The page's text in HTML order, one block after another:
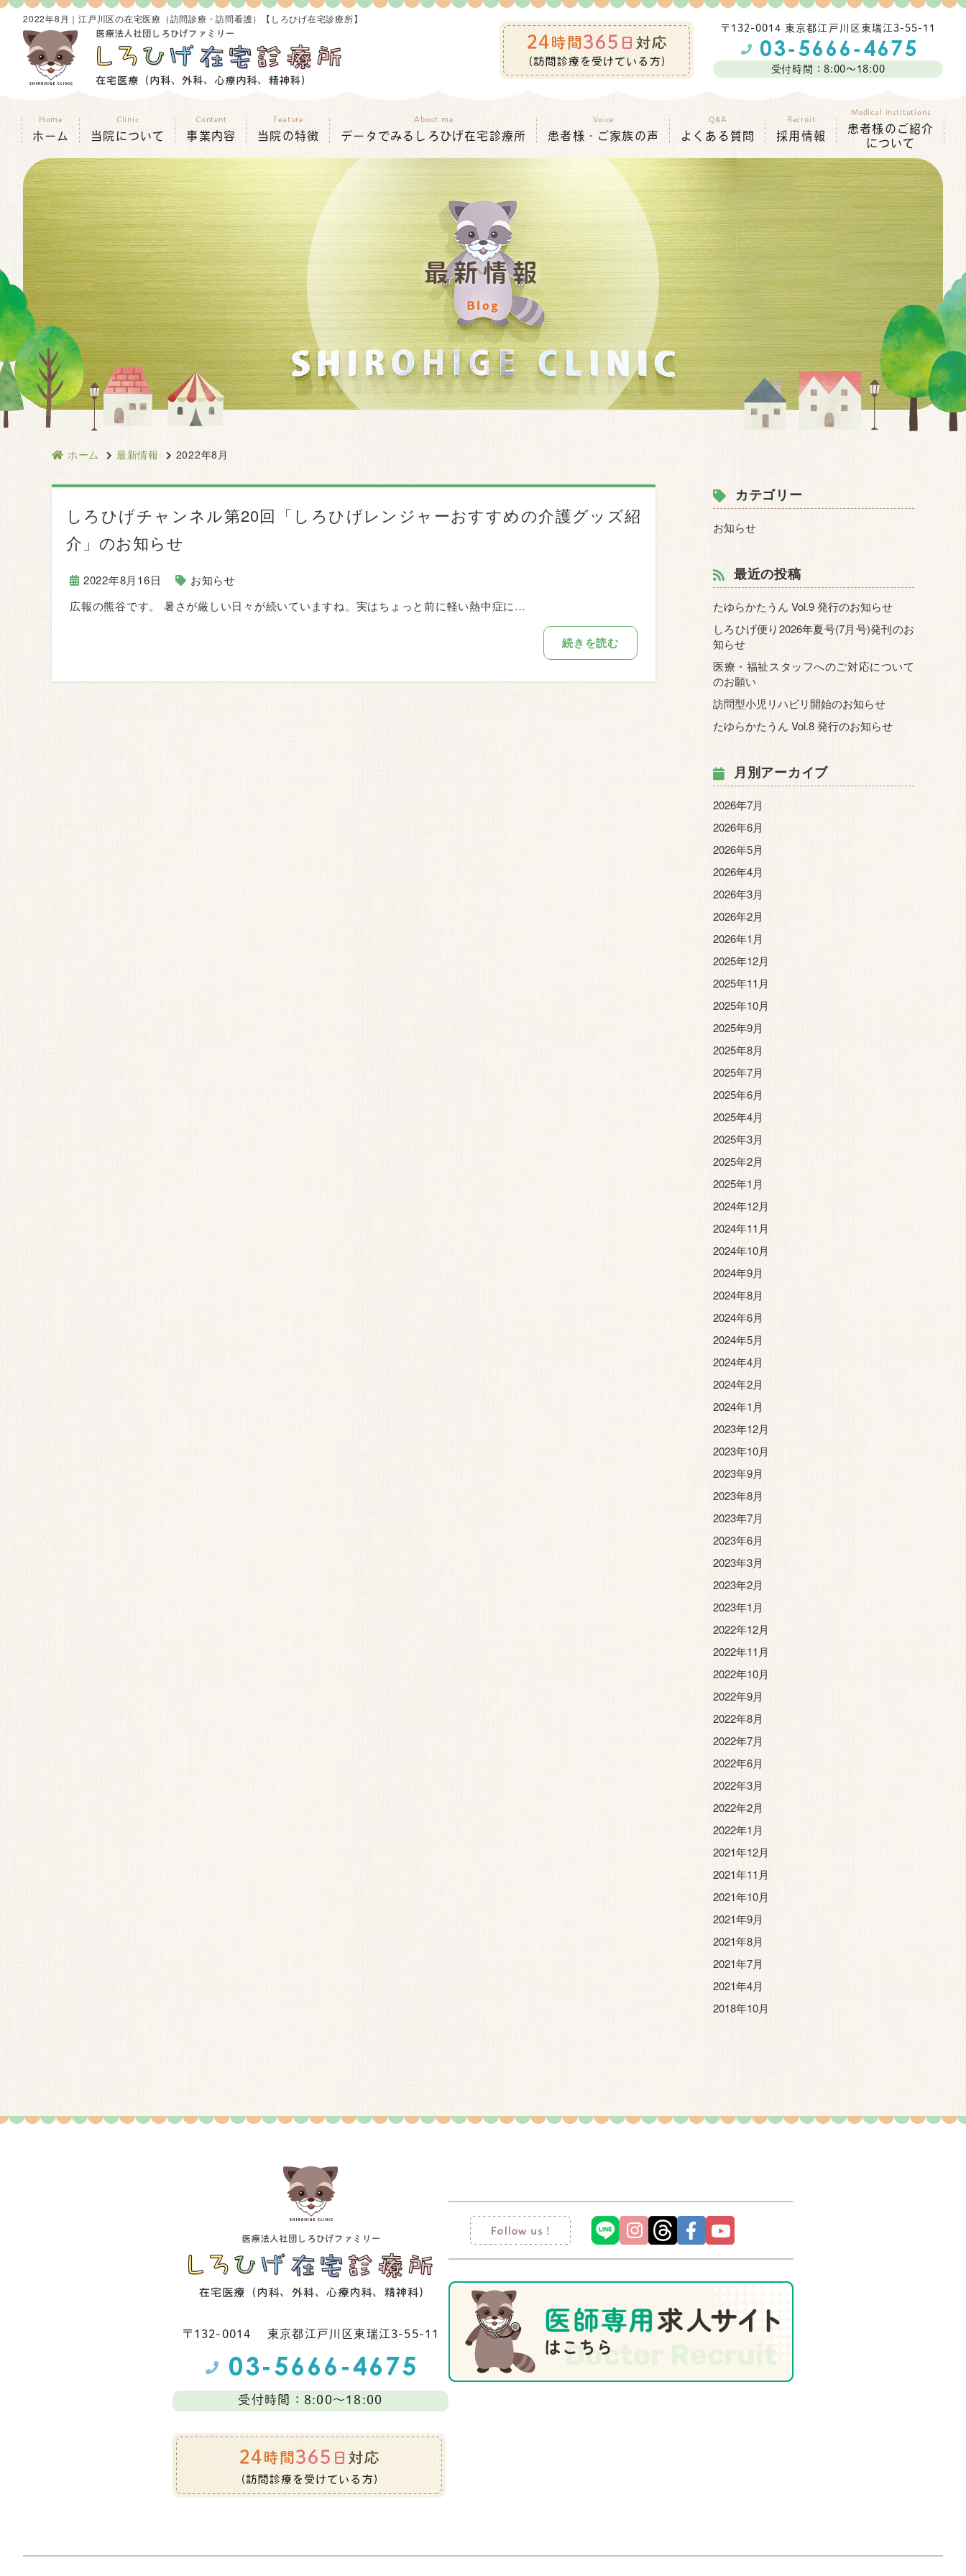
〒132-0014 東京都江⼾川区東瑞江3-55-11
受付時間：8:00～18:00
Home
ホーム
Clinic
当院について
Content
事業内容
Feature
当院の特徴
About me
データでみるしろひげ在宅診療所
Voice
患者様・ご家族の声
Q&A
よくある質問
Recruit
採用情報
Medical institutions
患者様のご紹介
について
最新情報
Blog
2022年8月｜江戸川区の在宅医療（訪問診療・訪問看護）【しろひげ在宅診療所】
ホーム 最新情報 2022年8月
しろひげチャンネル第20回「しろひげレンジャーおすすめの介護グッズ紹
介」のお知らせ
2022年8月16日
お知らせ
広報の熊谷です。 暑さが厳しい日々が続いていますね。実はちょっと前に軽い熱中症に…
続きを読む
カテゴリー
お知らせ
最近の投稿
たゆらかたうん Vol.9 発行のお知らせ
しろひげ便り2026年夏号(7月号)発刊のお
知らせ
医療・福祉スタッフへのご対応について
のお願い
訪問型小児リハビリ開始のお知らせ
たゆらかたうん Vol.8 発行のお知らせ
月別アーカイブ
2026年7月
2026年6月
2026年5月
2026年4月
2026年3月
2026年2月
2026年1月
2025年12月
2025年11月
2025年10月
2025年9月
2025年8月
2025年7月
2025年6月
2025年4月
2025年3月
2025年2月
2025年1月
2024年12月
2024年11月
2024年10月
2024年9月
2024年8月
2024年6月
2024年5月
2024年4月
2024年2月
2024年1月
2023年12月
2023年10月
2023年9月
2023年8月
2023年7月
2023年6月
2023年3月
2023年2月
2023年1月
2022年12月
2022年11月
2022年10月
2022年9月
2022年8月
2022年7月
2022年6月
2022年3月
2022年2月
2022年1月
2021年12月
2021年11月
2021年10月
2021年9月
2021年8月
2021年7月
2021年4月
2018年10月
〒132-0014 東京都江⼾川区東瑞江3-55-11
受付時間：8:00～18:00